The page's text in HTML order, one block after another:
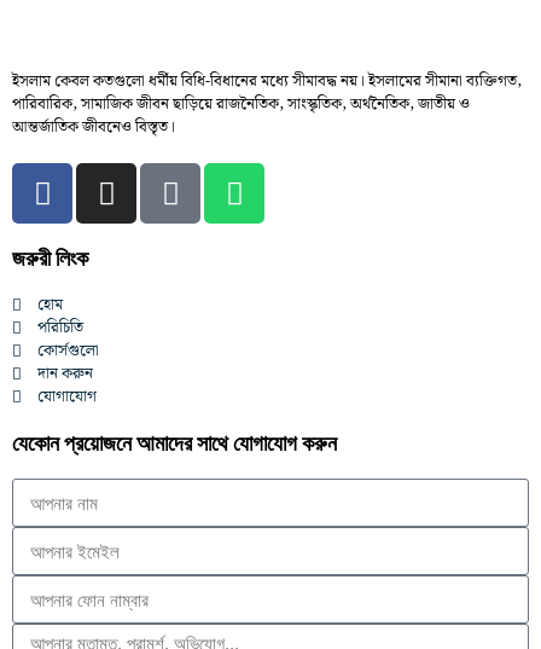
ইসলাম কেবল কতগুলো ধর্মীয় বিধি-বিধানের মধ্যে সীমাবদ্ধ নয়। ইসলামের সীমানা ব্যক্তিগত,
পারিবারিক, সামাজিক জীবন ছাড়িয়ে রাজনৈতিক, সাংস্কৃতিক, অর্থনৈতিক, জাতীয় ও
আন্তর্জাতিক জীবনেও বিস্তৃত।
জরুরী লিংক
হোম
পরিচিতি
কোর্সগুলো
দান করুন
যোগাযোগ
যেকোন প্রয়োজনে আমাদের সাথে যোগাযোগ করুন